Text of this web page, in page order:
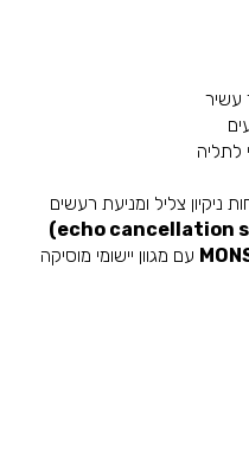
עשיר
לתליה
ניקיון צליל ומניעת רעשים
עם מגוון יישומי מוסיקה